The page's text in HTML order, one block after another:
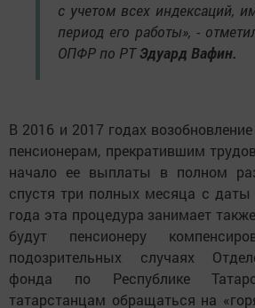
с учетом всех индексаций,
период его работы», -
ОПФР по РТЭдуард Вафин.
В 2016 и 2017 годах
пенсионерам, прекратившим
начало ее выплаты в полном
спустя три полных месяца с даты
года эта процедура занимает
будут пенсионеру
подозрительных случаях
фонда по Республике
татарстанцам обращаться на